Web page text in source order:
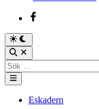
Facebook
Switch
to
dark
mode
Open
Search
Sök
efter:
Main
Menu
PostedEskadern